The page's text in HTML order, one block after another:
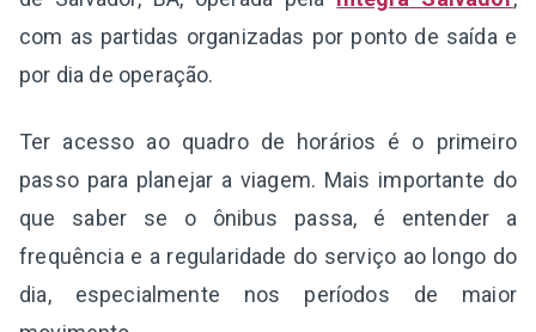
com as partidas organizadas por ponto de saída e
por dia de operação.
Ter acesso ao quadro de horários é o primeiro
passo para planejar a viagem. Mais importante do
que saber se o ônibus passa, é entender a
frequência e a regularidade do serviço ao longo do
dia, especialmente nos períodos de maior